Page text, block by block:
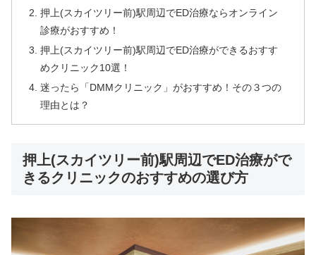
押上(スカイツリー前)駅周辺でED治療ならオンライン
診療がおすすめ！
押上(スカイツリー前)駅周辺でED治療ができるおすす
めクリニック10選！
迷ったら「DMMクリニック」がおすすめ！その３つの
理由とは？
押上(スカイツリー前)駅周辺でED治療がで
きるクリニックのおすすめの選び方